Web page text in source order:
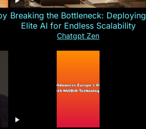
Breaking the Bottleneck: Deploying
Elite AI for Endless Scalability
Chatgpt Zen